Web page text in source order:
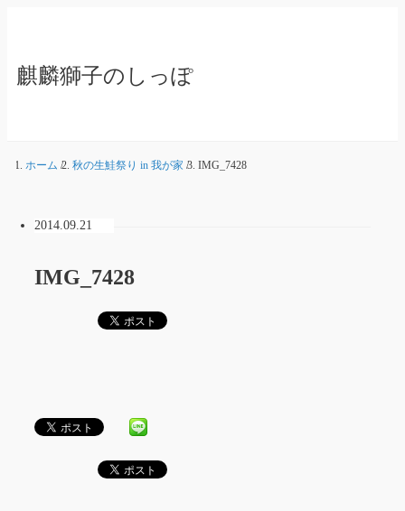
麒麟獅子のしっぽ
ホーム / 秋の生鮭祭り in 我が家 / IMG_7428
2014.09.21
IMG_7428